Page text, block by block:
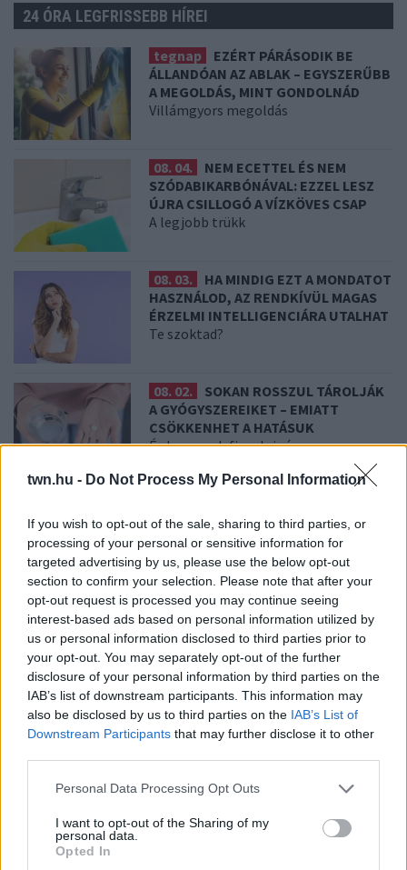
twn.hu - Do Not Process My Personal Information
If you wish to opt-out of the sale, sharing to third parties, or
processing of your personal or sensitive information for
targeted advertising by us, please use the below opt-out
section to confirm your selection. Please note that after your
opt-out request is processed you may continue seeing
interest-based ads based on personal information utilized by
us or personal information disclosed to third parties prior to
your opt-out. You may separately opt-out of the further
disclosure of your personal information by third parties on the
IAB’s list of downstream participants. This information may
also be disclosed by us to third parties on the IAB’s List of
Downstream Participants that may further disclose it to other
Please note that this website/app uses one or more Google
not limited to your visit or usage behaviour. You may click to
grant or deny consent to Google and its third-party tags to
use your data for below specified purposes in below Google
Personal Data Processing Opt Outs
I want to opt-out of the Sharing of my
personal data.
Opted In
24 ÓRA LEGFRISSEBB HÍREI
tegnap
EZÉRT PÁRÁSODIK BE
ÁLLANDÓAN AZ ABLAK – EGYSZERŰBB
A MEGOLDÁS, MINT GONDOLNÁD
Villámgyors megoldás
08. 04.
NEM ECETTEL ÉS NEM
SZÓDABIKARBÓNÁVAL: EZZEL LESZ
ÚJRA CSILLOGÓ A VÍZKÖVES CSAP
A legjobb trükk
08. 03.
HA MINDIG EZT A MONDATOT
HASZNÁLOD, AZ RENDKÍVÜL MAGAS
ÉRZELMI INTELLIGENCIÁRA UTALHAT
Te szoktad?
08. 02.
SOKAN ROSSZUL TÁROLJÁK
A GYÓGYSZEREIKET – EMIATT
CSÖKKENHET A HATÁSUK
Érdemes odafigyelni rá
VITAMINHIÁNY – ILYEN JELEKRE FIGYELJ
Erre figyelj!
07. 31.
NEM A CITROMSAV, AZ ECET VAGY A
SZÓDABIKARBÓNA A LEGERŐSEBB: EZT HASZNÁLJÁK A
SZÁLLODÁKBAN A VÍZKŐ ELLEN
Ez a szer tényleg eltünteti a vízkövet
07. 31.
HAGYD A SÓT: EGY CSIPET EBBŐL A FŐZŐVÍZBE,
ÉS SOKKAL FINOMABB LESZ A FŐTT KRUMPLI
Titkos hozzávaló
07. 31.
EZZEL LOCSOLD HETENTE EGYSZER: KÉTSZER
ANNYI VIRÁGOT HOZ MAJD A MUSKÁTLI, HA EZT CSINÁLOD
24 ÓRA TOVÁBBI HÍREI